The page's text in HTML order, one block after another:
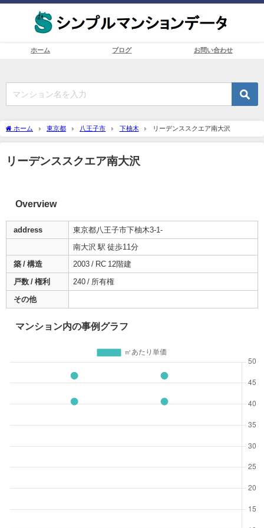
ホーム ブログ お問い合わせ
ホーム 東京都 八王子市 下柚木 リーデンススクエア南大沢
リーデンススクエア南大沢
Overview
address 東京都八王子市下柚木3-1-
南大沢 駅 徒歩11分
築 / 構造 2003 / RC 12階建
戸数 / 権利 240 / 所有権
その他
マンション内の事例グラフ